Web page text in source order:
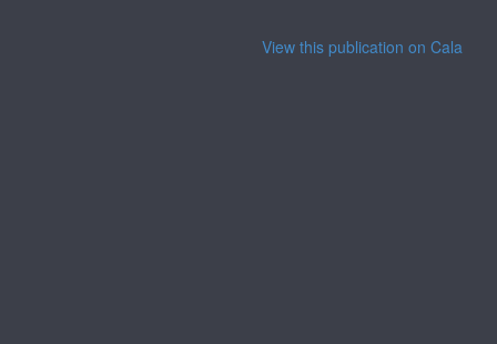
View this publication on Calaméo